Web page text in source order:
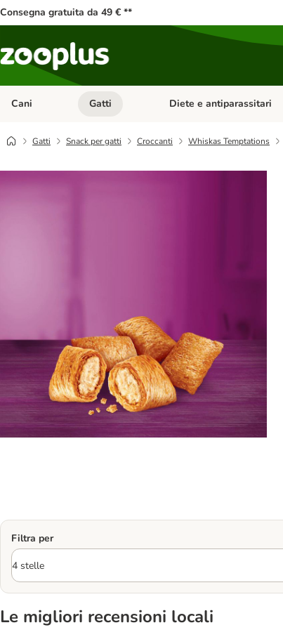
Consegna gratuita da 49 € **
Cani Apri Menu Categoria: Cani
Gatti Apri Menu Categoria: Gatti
Diete e antiparassitari
Gatti Snack per gatti Croccanti Whiskas Temptations
Filtra per
Le migliori recensioni locali